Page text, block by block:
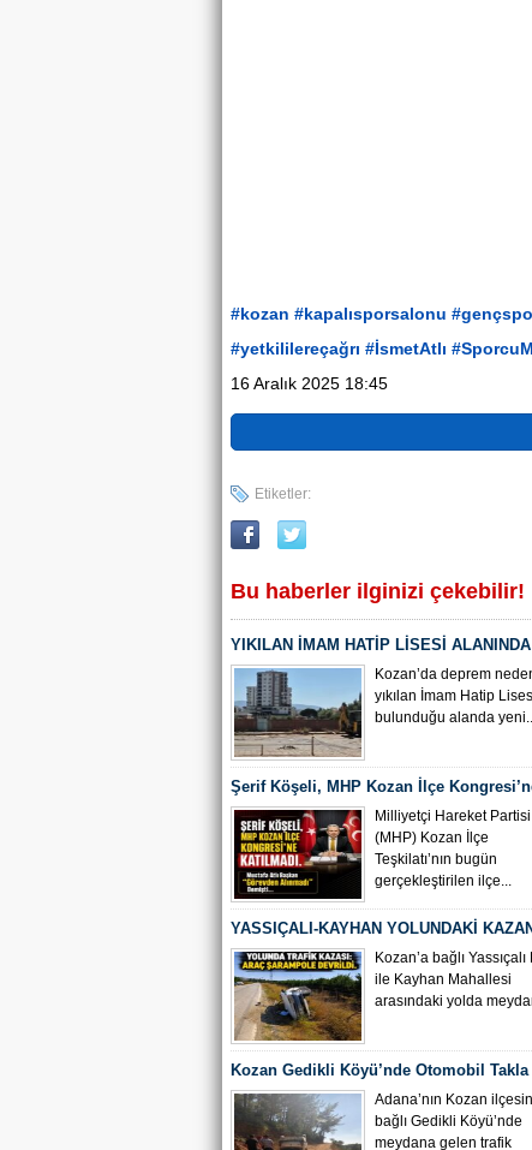
#kozan #kapalısporsalonu
#yetkililereçağrı #İsmetAtlı
16 Aralık 2025 18:45
Etiketler:
Bu haberler ilginizi çekebilir!
YIKILAN İMAM HATİP LİSESİ
ÇALIŞMASI BAŞLADIKozan’da deprem
yıkılan İmam Hatip
bulunduğu alanda
Şerif Köşeli, MHP Kozan İlçe
Milliyetçi Hareket Partisi
(MHP) Kozan İlçe
Teşkilatı’nın bugün
gerçekleştirilen ilçe...
YASSIÇALI-KAYHAN YOLUNDAKİ
KAMERA GÖRÜNTÜLERİ ORTAYA ÇIKTI
Kozan’a bağlı Yassıçalı
ile Kayhan Mahallesi
arasındaki yolda
Kozan Gedikli Köyü’nde Otomobil Takla
Bebek 6 Kişi YaralandıAdana’nın Kozan
bağlı Gedikli Köyü’nde
meydana gelen trafik